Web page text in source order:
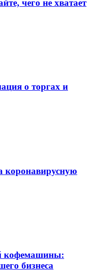
чего не хватает
о торгах и
коронавирусную
кофемашины:
бизнеса